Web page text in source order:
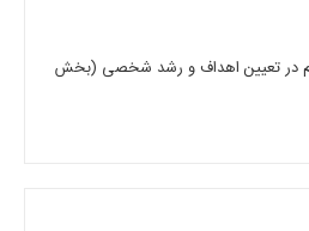
در تعیین اهداف و رشد شخصی (بخش